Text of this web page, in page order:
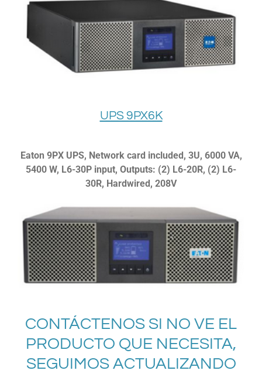
UPS 9PX6K
Eaton 9PX UPS, Network card included, 3U, 6000 VA,
5400 W, L6-30P input, Outputs: (2) L6-20R, (2) L6-
30R, Hardwired, 208V
CONTÁCTENOS SI NO VE EL
PRODUCTO QUE NECESITA,
SEGUIMOS ACTUALIZANDO